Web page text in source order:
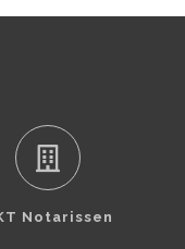
Notarissen